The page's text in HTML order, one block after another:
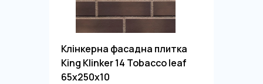
Клінкерна фасадна плитка
King Klinker 14 Tobacco leaf
65x250x10